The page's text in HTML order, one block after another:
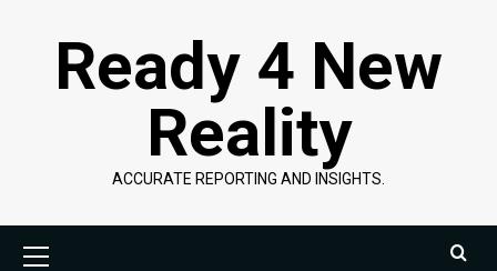
InhaltenReady 4 New
Reality
ACCURATE REPORTING AND INSIGHTS.
Menü